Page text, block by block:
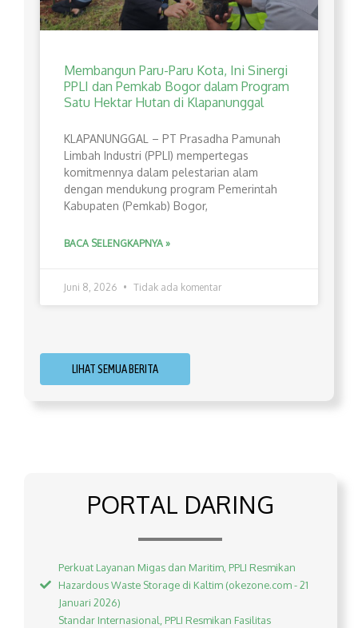
Membangun Paru-Paru Kota, Ini Sinergi
PPLI dan Pemkab Bogor dalam Program
Satu Hektar Hutan di Klapanunggal
​KLAPANUNGGAL – PT Prasadha Pamunah
Limbah Industri (PPLI) mempertegas
komitmennya dalam pelestarian alam
dengan mendukung program Pemerintah
Kabupaten (Pemkab) Bogor,
BACA SELENGKAPNYA »
Juni 8, 2026 Tidak ada komentar
LIHAT SEMUA BERITA
PORTAL DARING
Perkuat Layanan Migas dan Maritim, PPLI Resmikan
Hazardous Waste Storage di Kaltim (okezone.com - 21
Januari 2026)
Standar Internasional, PPLI Resmikan Fasilitas